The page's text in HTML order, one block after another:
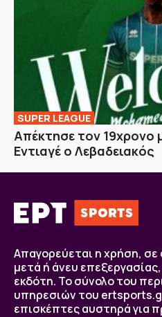
SUPER LEAGUE
Απέκτησε τον 19χρονο
Εντιαγέ ο Λεβαδειακός
Απαγορεύεται η χρήση,
μετά ή άνευ
εκδότη. Το σύνολο του
υπηρεσιών του
επισκέπτες αυστηρά για